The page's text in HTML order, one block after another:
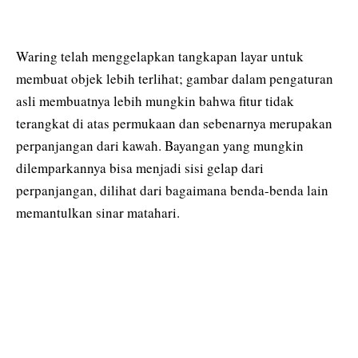
Waring telah menggelapkan tangkapan layar untuk
membuat objek lebih terlihat; gambar dalam pengaturan
asli membuatnya lebih mungkin bahwa fitur tidak
terangkat di atas permukaan dan sebenarnya merupakan
perpanjangan dari kawah. Bayangan yang mungkin
dilemparkannya bisa menjadi sisi gelap dari
perpanjangan, dilihat dari bagaimana benda-benda lain
memantulkan sinar matahari.